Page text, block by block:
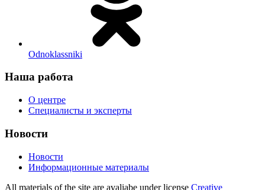
Odnoklassniki
Наша работа
О центре
Специалисты и эксперты
Новости
Новости
Информационные материалы
All materials of the site are avaliabe under license Creative